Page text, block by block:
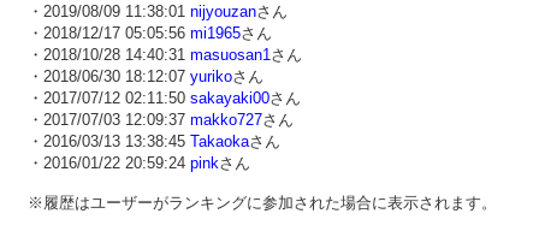
・2019/08/09 11:38:01 nijyouzanさん
・2018/12/17 05:05:56 mi1965さん
・2018/10/28 14:40:31 masuosan1さん
・2018/06/30 18:12:07 yurikoさん
・2017/07/12 02:11:50 sakayaki00さん
・2017/07/03 12:09:37 makko727さん
・2016/03/13 13:38:45 Takaokaさん
・2016/01/22 20:59:24 pinkさん
※履歴はユーザーがランキングに参加された場合に表示されます。